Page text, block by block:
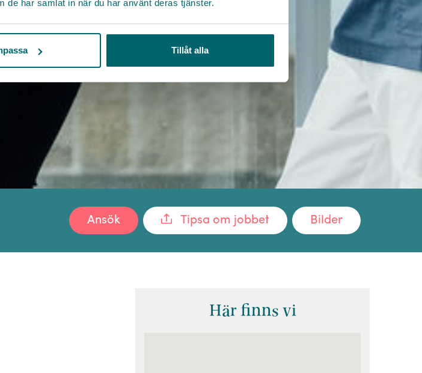
de har samlat in när du har använt deras tjänster.
Tillåt alla
Bilder
Tipsa om jobbet
Ansök
Här finns vi